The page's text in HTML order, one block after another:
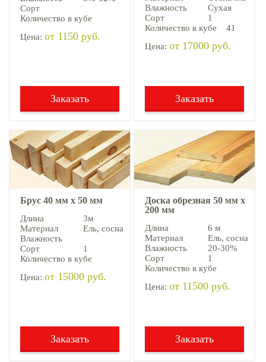
Сорт
Количество в кубе
Цена: от 1150 руб.
Заказать
Влажность
Сухая
Сорт
1
Количество в кубе
41
Цена: от 17000 руб.
Заказать
Брус 40 мм х 50 мм
Длина
3м
Материал
Ель, cосна
Влажность
Сорт
1
Количество в кубе
Цена: от 15000 руб.
Заказать
Доска обрезная 50 мм х
200 мм
Длина
6 м
Материал
Ель, cосна
Влажность
20-30%
Сорт
1
Количество в кубе
Цена: от 11500 руб.
Заказать